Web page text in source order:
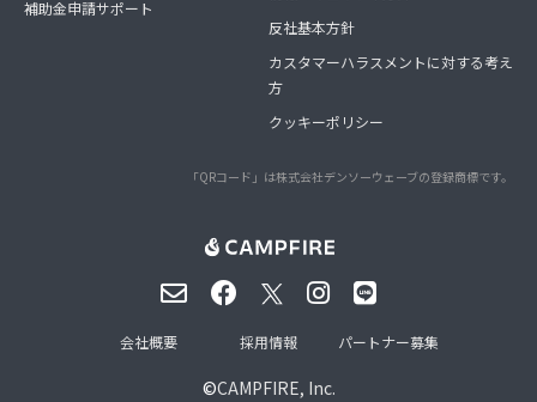
補助金申請サポート
反社基本方針
カスタマーハラスメントに対する考え
方
クッキーポリシー
「QRコード」は株式会社デンソーウェーブの登録商標です。
©CAMPFIRE, Inc.
会社概要 採用情報 パートナー募集